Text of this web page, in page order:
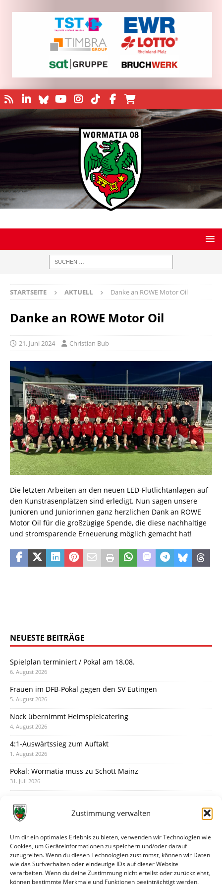
Zustimmung verwalten
Um dir ein optimales Erlebnis zu bieten, verwenden wir Technologien wie
Cookies, um Geräteinformationen zu speichern und/oder darauf
zuzugreifen. Wenn du diesen Technologien zustimmst, können wir Daten
wie das Surfverhalten oder eindeutige IDs auf dieser Website
verarbeiten. Wenn du deine Zustimmung nicht erteilst oder zurückziehst,
können bestimmte Merkmale und Funktionen beeinträchtigt werden.
STARTSEITE AKTUELL Danke an ROWE Motor Oil
Danke an ROWE Motor Oil
21. Juni 2024 Christian Bub
Die letzten Arbeiten an den neuen LED-Flutlichtanlagen auf
den Kunstrasenplätzen sind erledigt. Nun sagen unsere
Junioren und Juniorinnen ganz herzlichen Dank an ROWE
Motor Oil für die großzügige Spende, die diese nachhaltige
und stromsparende Erneuerung möglich gemacht hat!
NEUESTE BEITRÄGE
Spielplan terminiert / Pokal am 18.08.
6. August 2026
Frauen im DFB-Pokal gegen den SV Eutingen
5. August 2026
Nock übernimmt Heimspielcatering
4. August 2026
4:1-Auswärtssieg zum Auftakt
1. August 2026
Pokal: Wormatia muss zu Schott Mainz
31. Juli 2026
30. Juli 2026
28. Juli 2026
Neuer Rückensponsor
28. Juli 2026
Neue Podcast-Folge: So tickt Björn!